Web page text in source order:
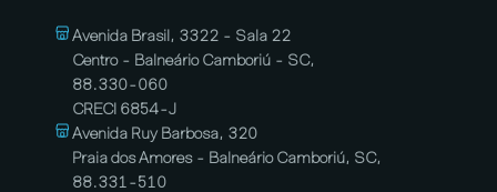
Avenida Brasil, 3322 - Sala 22
Centro - Balneário Camboriú - SC,
88.330-060
CRECI 6854-J
Avenida Ruy Barbosa, 320
Praia dos Amores - Balneário Camboriú, SC,
88.331-510